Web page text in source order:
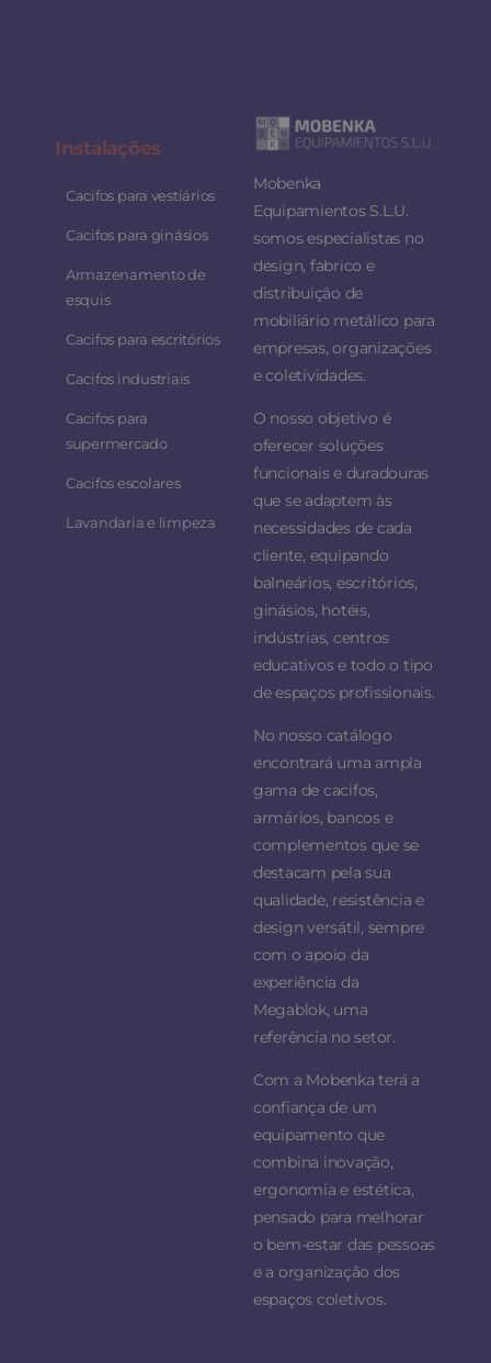
Instalações
Cacifos para vestiários
Cacifos para ginásios
Armazenamento de
esquis
Cacifos para escritórios
Cacifos industriais
Cacifos para
supermercado
Cacifos escolares
Lavandaria e limpeza
Mobenka
Equipamientos S.L.U.
somos especialistas no
design, fabrico e
distribuição de
mobiliário metálico para
empresas, organizações
e coletividades.
O nosso objetivo é
oferecer soluções
funcionais e duradouras
que se adaptem às
necessidades de cada
cliente, equipando
balneários, escritórios,
ginásios, hotéis,
indústrias, centros
educativos e todo o tipo
de espaços profissionais.
No nosso catálogo
encontrará uma ampla
gama de cacifos,
armários, bancos e
complementos que se
destacam pela sua
qualidade, resistência e
design versátil, sempre
com o apoio da
experiência da
Megablok, uma
referência no setor.
Com a Mobenka terá a
confiança de um
equipamento que
combina inovação,
ergonomia e estética,
pensado para melhorar
o bem-estar das pessoas
e a organização dos
espaços coletivos.